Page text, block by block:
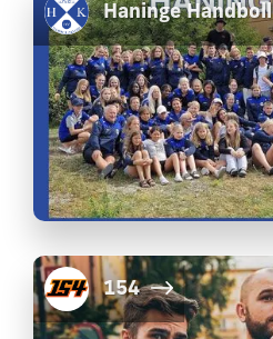
Haninge Handboll
154